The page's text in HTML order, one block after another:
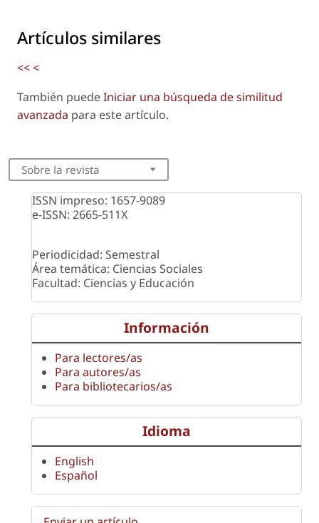
Artículos similares
<<<
También puedeIniciar una búsqueda de similitud
avanzada para este artículo.
Sobre la revista
ISSN impreso: 1657-9089
e-ISSN: 2665-511X
Periodicidad: Semestral
Área temática: Ciencias Sociales
Facultad: Ciencias y Educación
Información
Para lectores/as
Para autores/as
Para bibliotecarios/as
Idioma
English
Español